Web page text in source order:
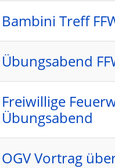
Bambini Treff
Übungsabend
Freiwillige
Übungsabend
OGV Vortrag